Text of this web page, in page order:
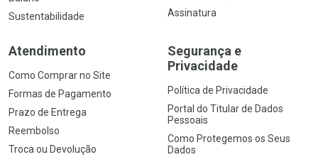
Sustentabilidade
Assinatura
Atendimento
Como Comprar no Site
Formas de Pagamento
Prazo de Entrega
Reembolso
Troca ou Devolução
Segurança e
Privacidade
Política de Privacidade
Portal do Titular de Dados
Pessoais
Como Protegemos os Seus
Dados